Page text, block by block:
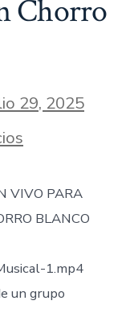
Chorro
29, 2025
VIVO PARA
BLANCO
1.mp4
un grupo